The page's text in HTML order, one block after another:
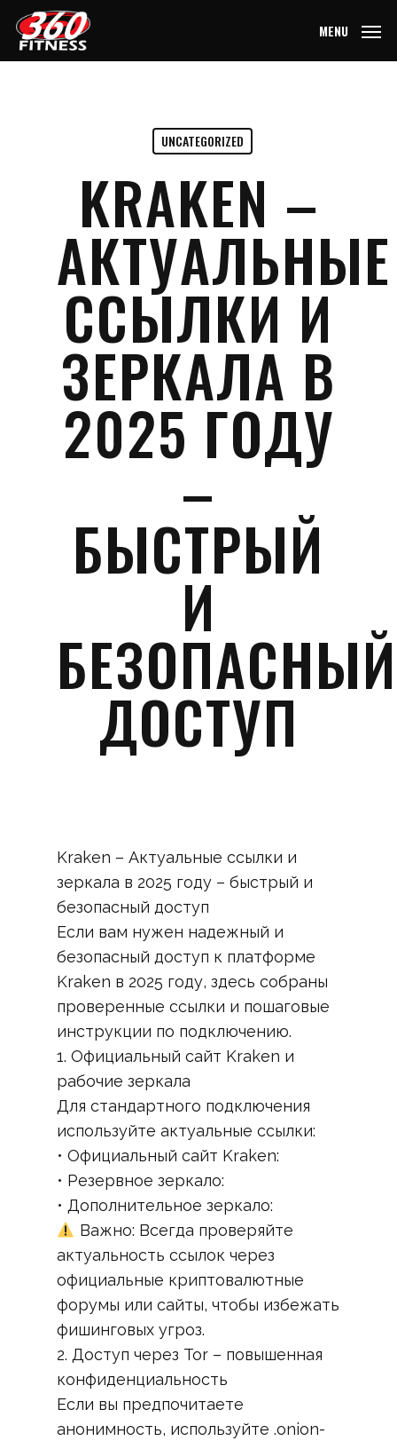
Skip
main
MENU
UNCATEGORIZED
KRAKEN –
АКТУАЛЬНЫЕ
ССЫЛКИ И
ЗЕРКАЛА В
2025 ГОДУ
–
БЫСТРЫЙ
И
БЕЗОПАСНЫЙ
ДОСТУП
Kraken – Актуальные ссылки и
зеркала в 2025 году – быстрый и
безопасный доступ
Если вам нужен надежный и
безопасный доступ к платформе
Kraken в 2025 году, здесь собраны
проверенные ссылки и пошаговые
инструкции по подключению.
1. Официальный сайт Kraken и
рабочие зеркала
Для стандартного подключения
используйте актуальные ссылки:
• Официальный сайт Kraken:
• Резервное зеркало:
• Дополнительное зеркало:
Важно: Всегда проверяйте
актуальность ссылок через
официальные криптовалютные
форумы или сайты, чтобы избежать
фишинговых угроз.
2. Доступ через Tor – повышенная
конфиденциальность
Если вы предпочитаете
анонимность, используйте .onion-